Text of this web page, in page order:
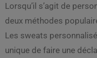
Lorsqu’il s’agit de
deux méthodes
Les sweats
unique de faire une